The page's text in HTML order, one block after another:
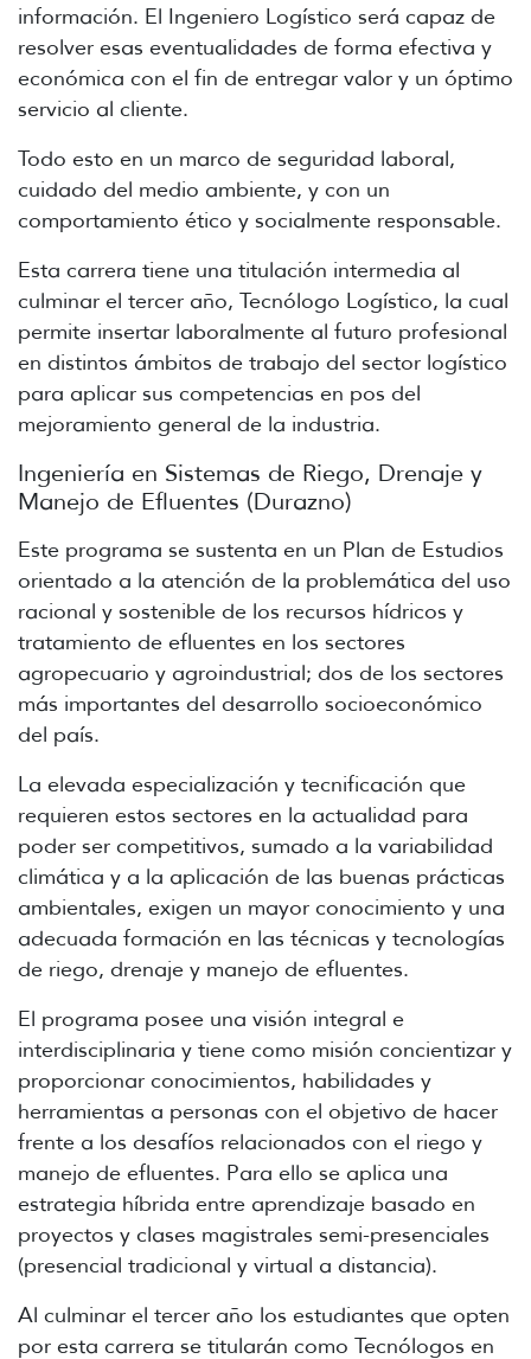
información. El Ingeniero Logístico será capaz de
resolver esas eventualidades de forma efectiva y
económica con el fin de entregar valor y un óptimo
servicio al cliente.
Todo esto en un marco de seguridad laboral,
cuidado del medio ambiente, y con un
comportamiento ético y socialmente responsable.
Esta carrera tiene una titulación intermedia al
culminar el tercer año, Tecnólogo Logístico, la cual
permite insertar laboralmente al futuro profesional
en distintos ámbitos de trabajo del sector logístico
para aplicar sus competencias en pos del
mejoramiento general de la industria.
Ingeniería en Sistemas de Riego, Drenaje y
Manejo de Efluentes (Durazno)
Este programa se sustenta en un Plan de Estudios
orientado a la atención de la problemática del uso
racional y sostenible de los recursos hídricos y
tratamiento de efluentes en los sectores
agropecuario y agroindustrial; dos de los sectores
más importantes del desarrollo socioeconómico
del país.
La elevada especialización y tecnificación que
requieren estos sectores en la actualidad para
poder ser competitivos, sumado a la variabilidad
climática y a la aplicación de las buenas prácticas
ambientales, exigen un mayor conocimiento y una
adecuada formación en las técnicas y tecnologías
de riego, drenaje y manejo de efluentes.
El programa posee una visión integral e
interdisciplinaria y tiene como misión concientizar y
proporcionar conocimientos, habilidades y
herramientas a personas con el objetivo de hacer
frente a los desafíos relacionados con el riego y
manejo de efluentes. Para ello se aplica una
estrategia híbrida entre aprendizaje basado en
proyectos y clases magistrales semi-presenciales
(presencial tradicional y virtual a distancia).
Al culminar el tercer año los estudiantes que opten
por esta carrera se titularán como Tecnólogos en